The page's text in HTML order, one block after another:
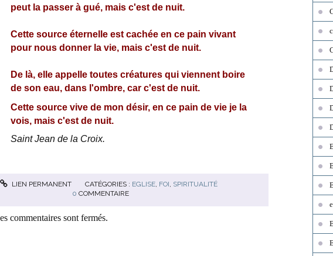
peut la passer à gué, mais c'est de nuit.
Cette source éternelle est cachée en ce pain vivant
pour nous donner la vie, mais c'est de nuit.
De là, elle appelle toutes créatures qui viennent boire
de son eau, dans l'ombre, car c'est de nuit.
Cette source vive de mon désir, en ce pain de vie je la
vois, mais c'est de nuit.
Saint Jean de la Croix.
LIEN PERMANENT CATÉGORIES : EGLISE, FOI, SPIRITUALITÉ
0 COMMENTAIRE
commentaires sont fermés.